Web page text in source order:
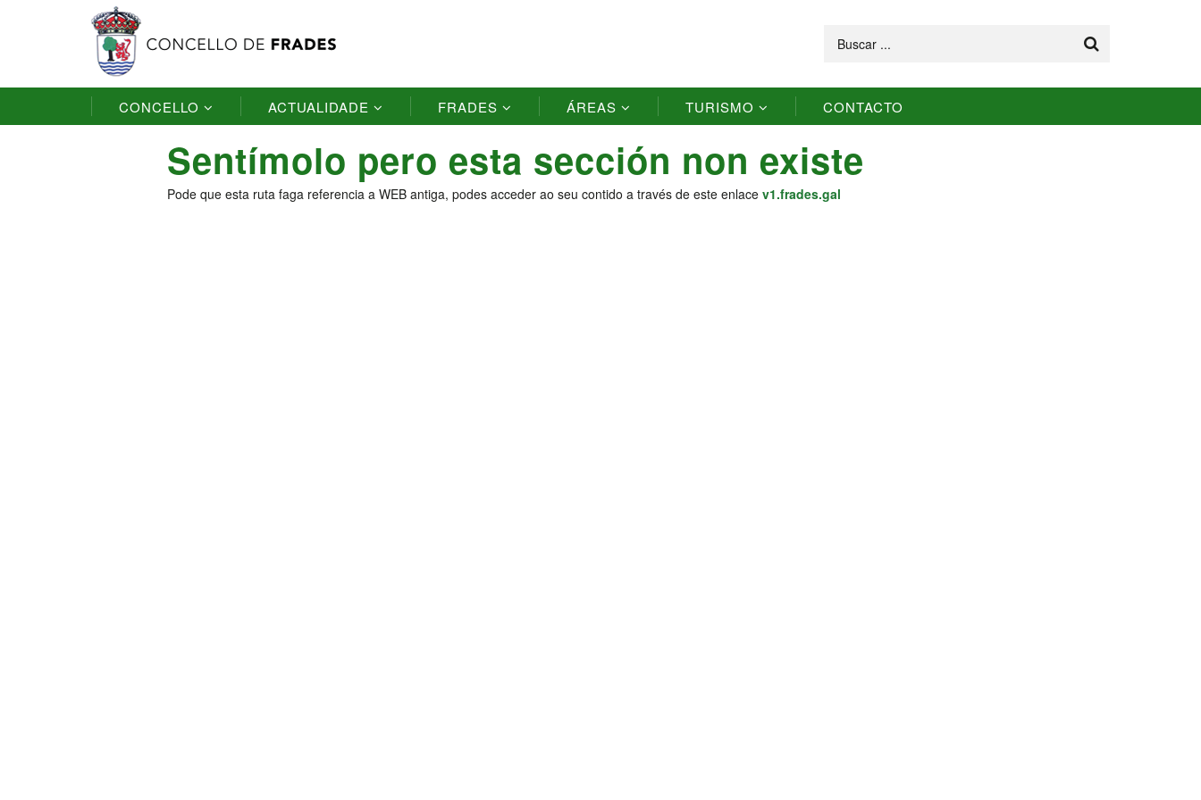
CONCELLO ACTUALIDADE FRADES ÁREAS TURISMO CONTACTO
Sentímolo pero esta sección non existe
Pode que esta ruta faga referencia a WEB antiga, podes acceder ao seu contido a través de este enlace v1.frades.gal